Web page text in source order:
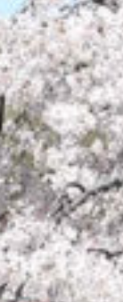
wp-conten